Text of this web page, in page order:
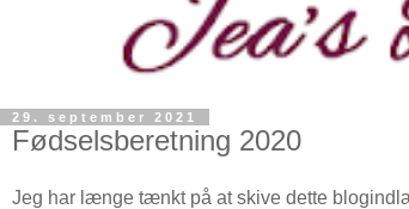
29. september 2021
Fødselsberetning 2020
Jeg har længe tænkt på at skive dette